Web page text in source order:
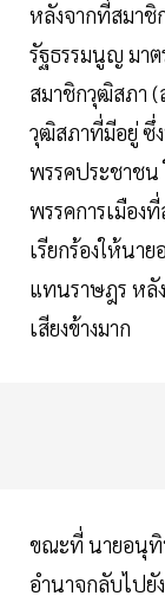
หลังจากที่สมาชิ
รัฐธรรมนูญ มา
สมาชิกวุฒิสภา (
วุฒิสภาที่มีอยู่ ซึ่
พรรคประชาชน
พรรคการเมือ
เรียกร้องให้นา
แทนราษฎร หลั
เสียงข้างมาก
ขณะที่ นายอนุทิ
อำนาจกลับไปยั